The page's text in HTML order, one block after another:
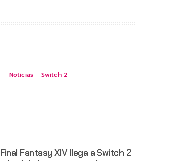
Noticias Switch 2
Final Fantasy XIV llega a Switch 2